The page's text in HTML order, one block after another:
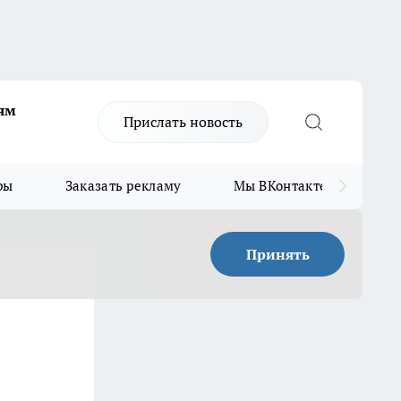
Прислать новость
Заказать рекламу Мы ВКонтакте
Принять